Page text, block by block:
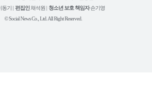
튜
동기 | 편집인채석원 | 청소년 보호 책임자손기영
© Social News Co., Ltd. All Right Reserved.